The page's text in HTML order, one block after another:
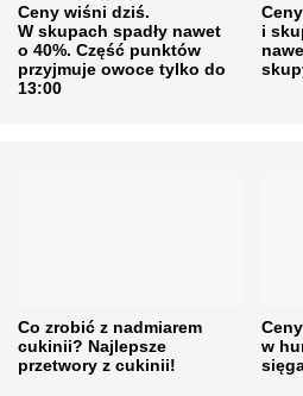
Ceny wiśni dziś.
W skupach spadły nawet
o 40%. Część punktów
przyjmuje owoce tylko do
13:00
i
Co zrobić z nadmiarem
cukinii? Najlepsze
przetwory z cukinii!
w